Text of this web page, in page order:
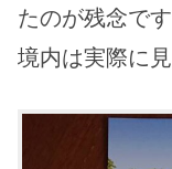
たのが残念です
境内は実際に